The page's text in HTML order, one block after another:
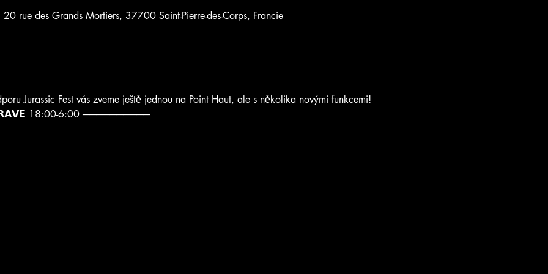
rue des Grands Mortiers, 37700 Saint-Pierre-des-Corps, Francie
Jurassic Fest vás zveme ještě jednou na Point Haut, ale s několika novými funkcemi!
18:00-6:00 ──────────